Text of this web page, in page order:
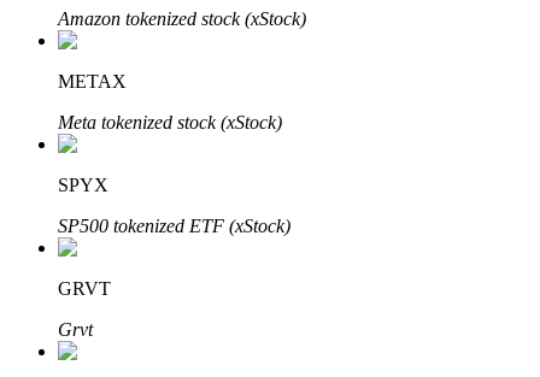
Bitruści Partnerzy
Amazon tokenized stock (xStock)
METAX
Meta tokenized stock (xStock)
SPYX
SP500 tokenized ETF (xStock)
GRVT
Grvt